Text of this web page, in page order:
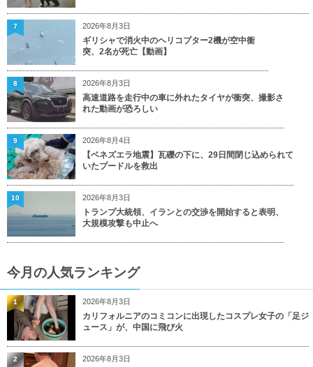
2026年8月3日
ギリシャで消火中のヘリコプター2機が空中衝
突、2名が死亡【動画】
7
2026年8月3日
高速道路を走行中の車に外れたタイヤが衝突、撮影さ
れた動画が恐ろしい
8
2026年8月4日
【ベネズエラ地震】瓦礫の下に、29日間閉じ込められて
いたプードルを救出
9
2026年8月3日
トランプ大統領、イランとの交渉を開始すると表明、
大規模攻撃も中止へ
10
今月の人気ランキング
2026年8月3日
カリフォルニアのコミコンに出現したコスプレ女子の「足ジ
ュース」が、中国に飛び火
1
2026年8月3日
2